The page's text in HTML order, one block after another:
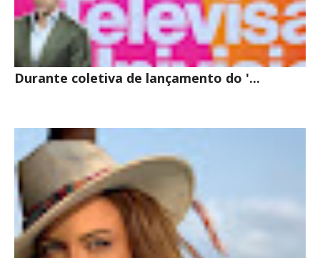
Durante coletiva de lançamento do '...